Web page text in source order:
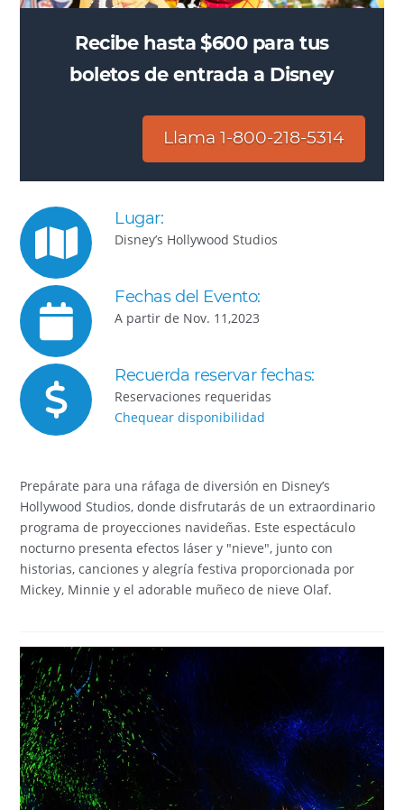
Recibe hasta $600 para tus
boletos de entrada a Disney
Llama 1-800-218-5314
Lugar:
Disney’s Hollywood Studios
Fechas del Evento:
A partir de Nov. 11,2023
Recuerda reservar fechas:
Reservaciones requeridas
Chequear disponibilidad
Prepárate para una ráfaga de diversión en Disney’s
Hollywood Studios, donde disfrutarás de un extraordinario
programa de proyecciones navideñas. Este espectáculo
nocturno presenta efectos láser y "nieve", junto con
historias, canciones y alegría festiva proporcionada por
Mickey, Minnie y el adorable muñeco de nieve Olaf.